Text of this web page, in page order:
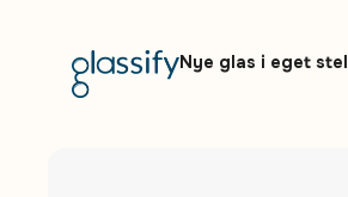
Nye glas i eget stel